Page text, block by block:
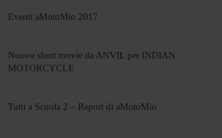
Eventi aMotoMio 2017
Nuovo short movie da ANVIL per INDIAN
MOTORCYCLE
Tutti a Scuola 2 – Report di aMotoMio